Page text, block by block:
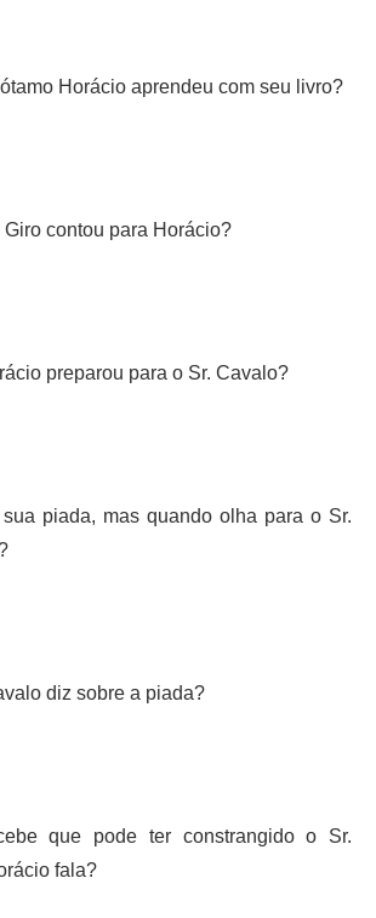
Horácio aprendeu com seu livro?
contou para Horácio?
preparou para o Sr. Cavalo?
piada, mas quando olha para o Sr.
diz sobre a piada?
que pode ter constrangido o Sr.
fala?